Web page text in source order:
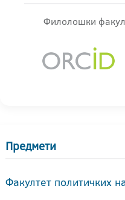
Филолошки
Предмети
Факултет политичких